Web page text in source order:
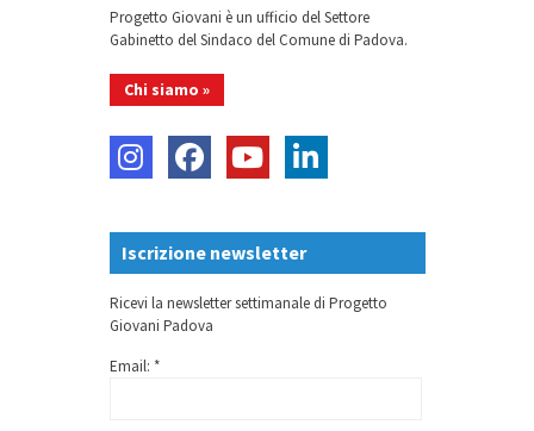
Progetto Giovani è un ufficio del Settore
Gabinetto del Sindaco del Comune di Padova.
Chi siamo »
Iscrizione newsletter
Ricevi la newsletter settimanale di Progetto
Giovani Padova
Email: *